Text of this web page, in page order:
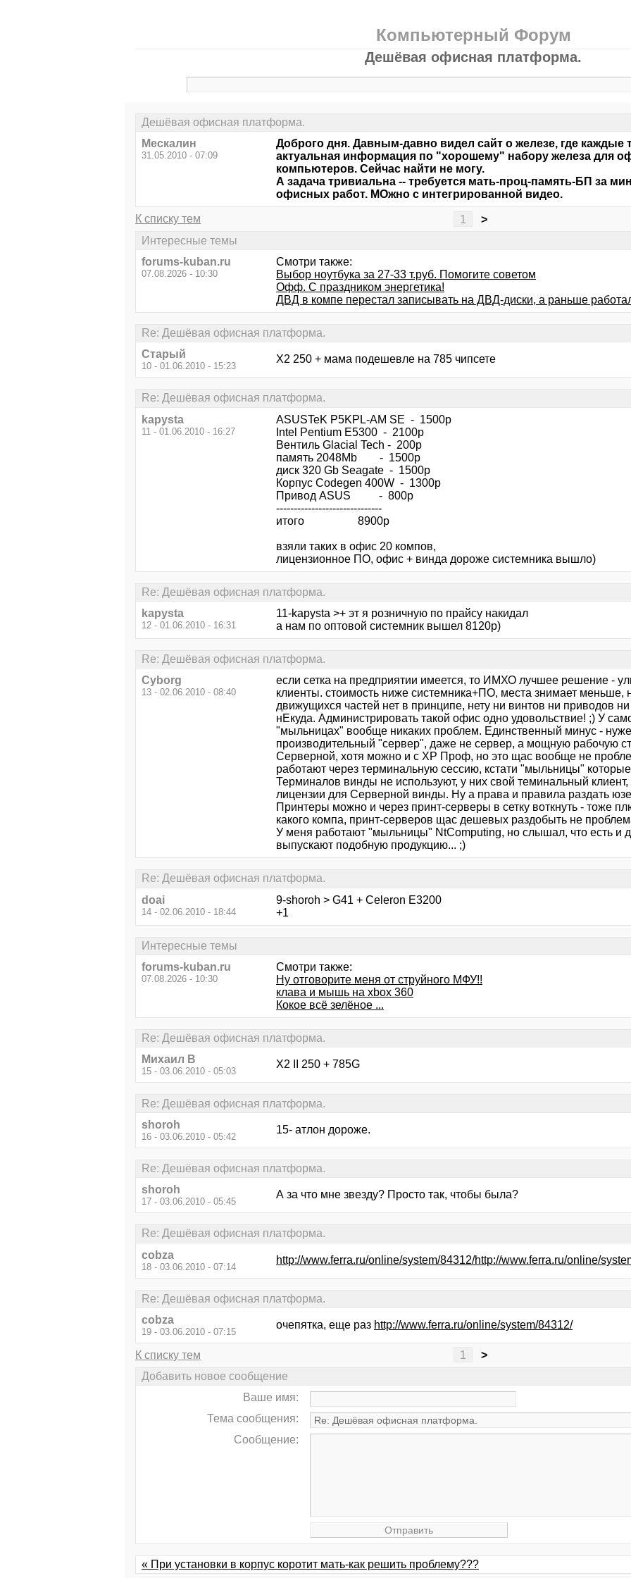
Компьютерный Форум
Дешёвая офисная платформа.
Дешёвая офисная платформа.
Мескалин
31.05.2010 - 07:09
Доброго дня. Давным-давно видел сайт о железе, где каждые
актуальная информация по "хорошему" набору железа для
компьютеров. Сейчас найти не могу.
А задача тривиальна -- требуется мать-проц-память-БП за
офисных работ. МОжно с интегрированной видео.
К списку тем 1 >
Интересные темы
forums-kuban.ru
07.08.2026 - 10:30
Смотри также:
Выбор ноутбука за 27-33 т.руб. Помогите советом
Офф. С праздником энергетика!
ДВД в компе перестал записывать на ДВД-диски, а раньше
Re: Дешёвая офисная платформа.
Старый
10 - 01.06.2010 - 15:23
Х2 250 + мама подешевле на 785 чипсете
Re: Дешёвая офисная платформа.
kapysta
11 - 01.06.2010 - 16:27
ASUSTeK P5KPL-AM SE - 1500р
Intel Pentium E5300 - 2100р
Вентиль Glacial Tech - 200р
память 2048Mb - 1500р
диск 320 Gb Seagate - 1500р
Корпус Codegen 400W - 1300р
Привод ASUS - 800р
------------------------------
итого 8900р
взяли таких в офис 20 компов,
лицензионное ПО, офис + винда дороже системника вышло)
Re: Дешёвая офисная платформа.
kapysta
12 - 01.06.2010 - 16:31
11-kapysta >+ эт я розничную по прайсу накидал
а нам по оптовой системник вышел 8120р)
Re: Дешёвая офисная платформа.
Cyborg
13 - 02.06.2010 - 08:40
если сетка на предприятии имеется, то ИМХО лучшее решение -
клиенты. стоимость ниже системника+ПО, места знимает меньше,
движущихся частей нет в принципе, нету ни винтов ни приводов
нЕкуда. Администрировать такой офис одно удовольствие! ;) У
"мыльницах" вообще никаких проблем. Единственный минус -
производительный "сервер", даже не сервер, а мощную рабочую
Серверной, хотя можно и с ХР Проф, но это щас вообще не
работают через терминальную сессию, кстати "мыльницы"
Терминалов винды не используют, у них свой теминальный
лицензии для Серверной винды. Ну а права и правила раздать
Принтеры можно и через принт-серверы в сетку воткнуть - тоже
какого компа, принт-серверов щас дешевых раздобыть не
У меня работают "мыльницы" NtComputing, но слышал, что есть и
выпускают подобную продукцию... ;)
Re: Дешёвая офисная платформа.
doai
14 - 02.06.2010 - 18:44
9-shoroh > G41 + Celeron E3200
+1
Интересные темы
forums-kuban.ru
07.08.2026 - 10:30
Смотри также:
Ну отговорите меня от струйного МФУ!!
клава и мышь на xbox 360
Кокое всё зелёное ...
Re: Дешёвая офисная платформа.
Михаил В
15 - 03.06.2010 - 05:03
X2 II 250 + 785G
Re: Дешёвая офисная платформа.
shoroh
16 - 03.06.2010 - 05:42
15- атлон дороже.
Re: Дешёвая офисная платформа.
shoroh
17 - 03.06.2010 - 05:45
А за что мне звезду? Просто так, чтобы была?
Re: Дешёвая офисная платформа.
cobza
18 - 03.06.2010 - 07:14
http://www.ferra.ru/online/system/84312/http://www.ferra.ru/online/
Re: Дешёвая офисная платформа.
cobza
19 - 03.06.2010 - 07:15
очепятка, еще раз http://www.ferra.ru/online/system/84312/
К списку тем 1 >
Добавить новое сообщение
Ваше имя:
Тема сообщения:
Сообщение:
« При установки в корпус коротит мать-как решить проблему???